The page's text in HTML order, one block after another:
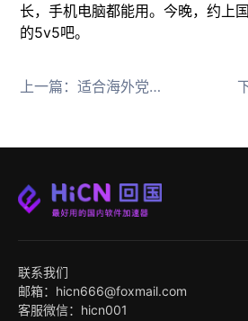
长，手机电脑都能用。今晚，约上
的5v5吧。
上一篇：适合海外党的国服游戏加速器
联系我们
邮箱：hicn666@foxmail.com
客服微信：hicn001